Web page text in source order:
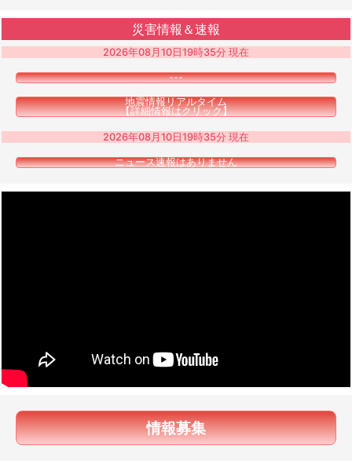
災害情報＆速報
2026年08月10日19時35分 現在
---
地震情報リアルタイム
【詳細情報はクリック】
2026年08月10日19時35分 現在
ニュース速報はありません
情報募集